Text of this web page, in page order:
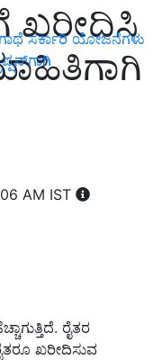
ಸರ್ಕಾರಿ ಯೋಜನೆಗಳು
ಖರೀದಿಸಿ
AM IST
ರೈತರ
ಖರೀದಿಸುವ